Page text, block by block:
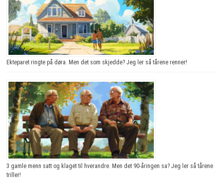
Ekteparet ringte på døra. Men det som skjedde? Jeg ler så tårene renner!
3 gamle menn satt og klaget til hverandre. Men det 90-åringen sa? Jeg ler så tårene
triller!